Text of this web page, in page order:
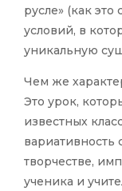
русле» (как это
условий, в
уникальную
Чем же
Это урок,
известных
вариативность
творчестве,
ученика и